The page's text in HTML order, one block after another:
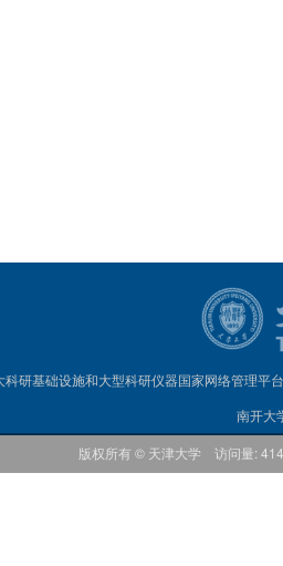
科研基础设施和大型科研仪器国家网络管理平台
南开大
版权所有 © 天津大学 访问量: